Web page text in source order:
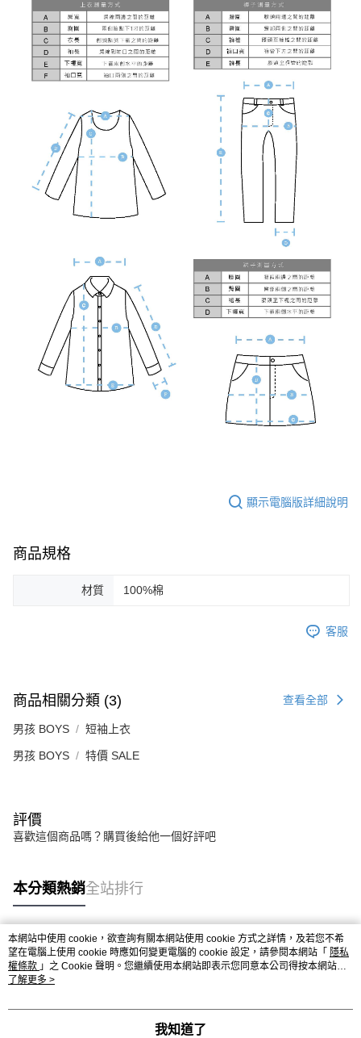
顯示電腦版詳細說明
商品規格
材質 100%棉
客服
商品相關分類 (3) 查看全部
男孩 BOYS 短袖上衣
男孩 BOYS 特價 SALE
評價
喜歡這個商品嗎？購買後給他一個好評吧
本分類熱銷全站排行
熱門標籤
本網站中使用 cookie，欲查詢有關本網站使用 cookie 方式之詳情，及若您不希
望在電腦上使用 cookie 時應如何變更電腦的 cookie 設定，請參閱本網站「 隱私
權條款 」之 Cookie 聲明。您繼續使用本網站即表示您同意本公司得按本網站使
用條款之 Cookie 聲明使用 cookie。
了解更多 >
我知道了